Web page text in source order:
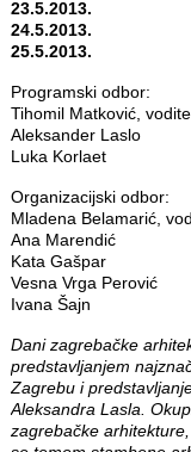
Programski odbor:
Tihomil Matković,
Aleksander Laslo
Luka Korlaet
Organizacijski odbor:
Mladena Belamarić,
Ana Marendić
Kata Gašpar
Vesna Vrga Perović
Ivana Šajn
Dani zagrebačke
predstavljanjem
Zagrebu i
Aleksandra Lasla.
zagrebačke